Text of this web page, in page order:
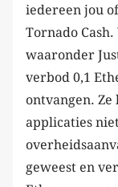
iedereen jou
Tornado
waaronder
verbod 0,1
ontvangen.
applicaties
geweest en